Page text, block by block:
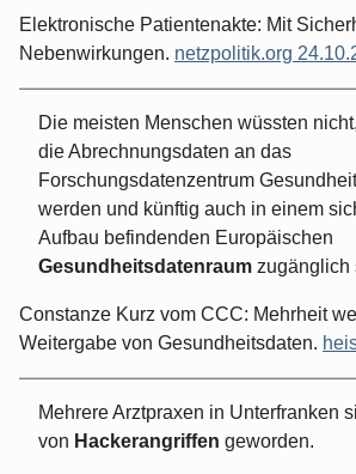
Elektronische Patientenakte: Mit
Nebenwirkungen. netzpolitik.org
Die meisten Menschen wüssten
die Abrechnungsdaten an das
Forschungsdatenzentrum
werden und künftig auch in einem
Aufbau befindenden Europäischen
Gesundheitsdatenraum zugänglich
Constanze Kurz vom CCC: Mehrheit
Weitergabe von Gesundheitsdaten.
Mehrere Arztpraxen in Unterfranken
von Hackerangriffen geworden.